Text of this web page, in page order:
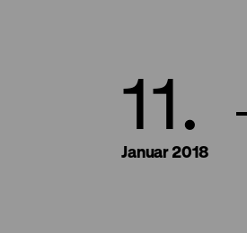
11.
Januar 2018